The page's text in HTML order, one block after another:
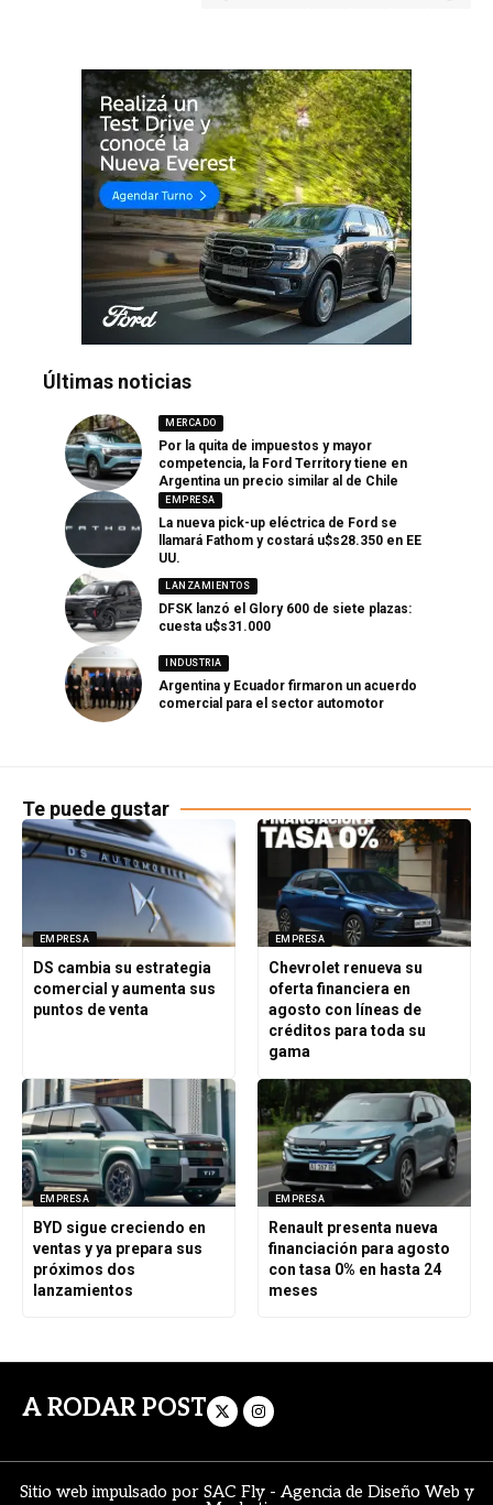
Últimas noticias
MERCADO
Por la quita de impuestos y mayor
competencia, la Ford Territory tiene en
Argentina un precio similar al de Chile
EMPRESA
La nueva pick-up eléctrica de Ford se
llamará Fathom y costará u$s28.350 en EE
UU.
LANZAMIENTOS
DFSK lanzó el Glory 600 de siete plazas:
cuesta u$s31.000
INDUSTRIA
Argentina y Ecuador firmaron un acuerdo
comercial para el sector automotor
Te puede gustar
EMPRESA
DS cambia su estrategia
comercial y aumenta sus
puntos de venta
EMPRESA
Chevrolet renueva su
oferta financiera en
agosto con líneas de
créditos para toda su
gama
EMPRESA
BYD sigue creciendo en
ventas y ya prepara sus
próximos dos
lanzamientos
EMPRESA
Renault presenta nueva
financiación para agosto
con tasa 0% en hasta 24
meses
A RODAR POST
Sitio web impulsado por SAC Fly- Agencia de Diseño Web y